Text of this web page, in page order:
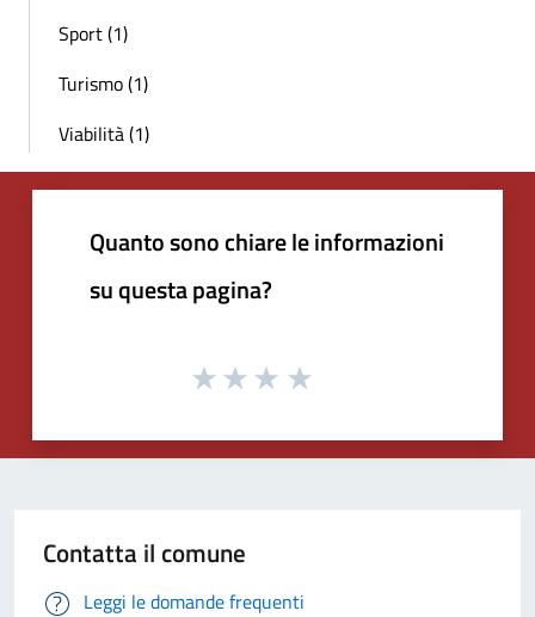
Sport (1)
Turismo (1)
Viabilità (1)
Quanto sono chiare le informazioni
su questa pagina?
Contatta il comune
Leggi le domande frequenti